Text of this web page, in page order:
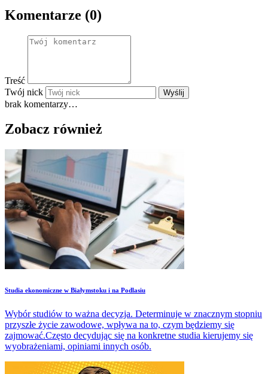
Komentarze (0)
Treść
Twój nick
Wyślij
brak komentarzy…
Zobacz również
Studia ekonomiczne w Białymstoku i na Podlasiu
Wybór studiów to ważna decyzja. Determinuje w znacznym stopniu
przyszłe życie zawodowe, wpływa na to, czym będziemy się
zajmować.Często decydując się na konkretne studia kierujemy się
wyobrażeniami, opiniami innych osób.